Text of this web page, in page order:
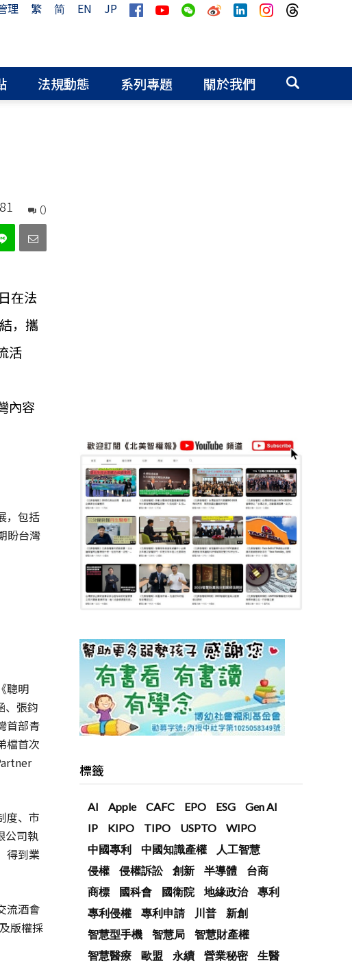
理 繁 简 EN
JP
法規動態 系列專題 關於我們
0
在法
，攜
活
內容
，包括
盼台灣
聰明
、張鈞
首部青
檔首次
度、市
公司執
得到業
流酒會
版權採
標籤
AI Apple CAFC EPO ESG
Gen AI
IP
KIPO TIPO USPTO
WIPO
中國專利
中國知識產權
人工智慧
侵權
侵權訴訟 創新 半導體
台商
商標
國科會 國衛院 地緣政治
專利
專利侵權
專利申請 川普
新創
智慧型手機
智慧局
智慧財產權
智慧醫療
歐盟 永續 營業秘密
生醫